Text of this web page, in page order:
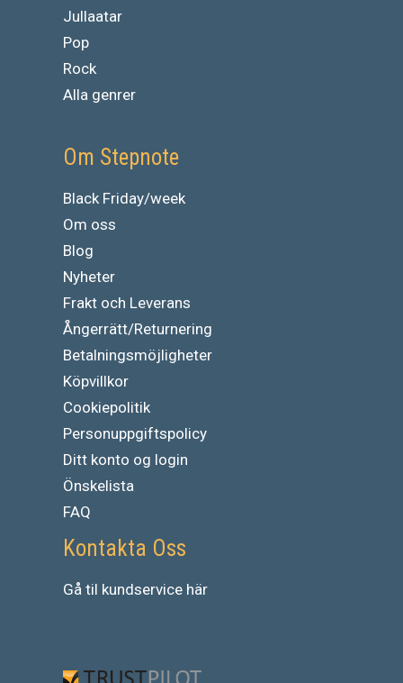
Jullaatar
Pop
Rock
Alla genrer
Om Stepnote
Black Friday/week
Om oss
Blog
Nyheter
Frakt och Leverans
Ångerrätt/Returnering
Betalningsmöjligheter
Köpvillkor
Cookiepolitik
Personuppgiftspolicy
Ditt konto og login
Önskelista
FAQ
Kontakta Oss
Gå til kundservice här